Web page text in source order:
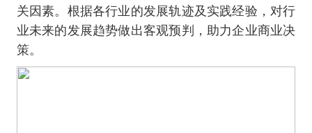
关因素。根据各行业的发展轨迹及实践经验，对行
业未来的发展趋势做出客观预判，助力企业商业决
策。